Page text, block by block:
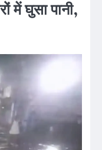
में घुसा पानी,